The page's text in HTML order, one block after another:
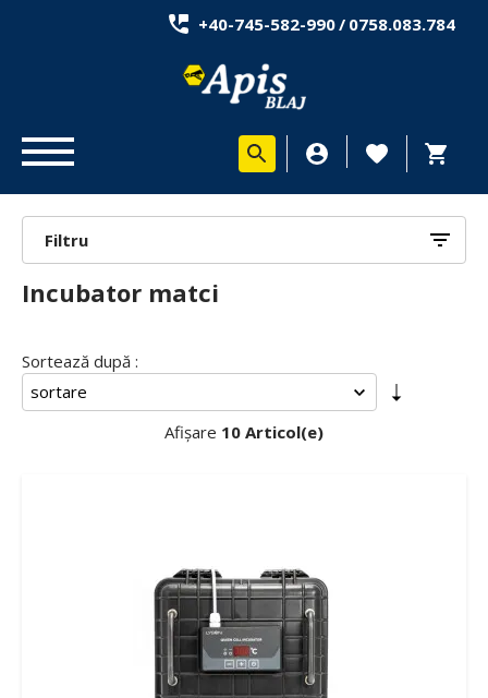
+40-745-582-990/ 0758.083.784
Filtru
Incubator matci
Sortează după :
Afișare 10 Articol(e)